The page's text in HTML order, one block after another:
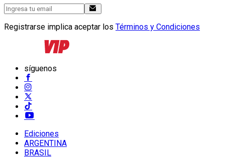
Registrarse implica aceptar los Términos y Condiciones
síguenos
Ediciones
ARGENTINA
BRASIL